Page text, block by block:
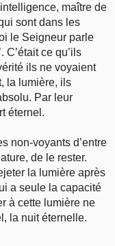
maître de
sont dans les
le Seigneur parle
C’était ce qu’ils
ils ne voyaient
la lumière, ils
Par leur
éternel.
non-voyants d’entre
de le rester.
la lumière après
a seule la capacité
à cette lumière ne
la nuit éternelle.